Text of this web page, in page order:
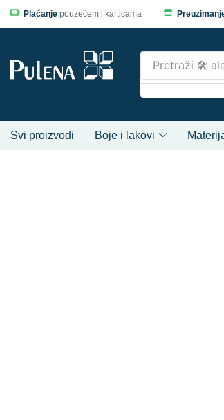
Plaćanje pouzećem i karticama
Pretraži 🛠️
Svi proizvodi Boje i lakovi